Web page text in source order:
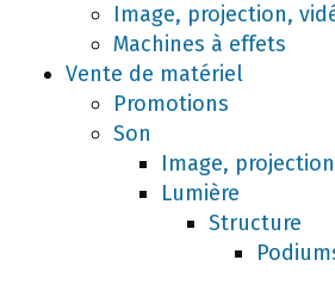
Image, projection,
Machines à effets
Vente de matériel
Promotions
Son
Image,
Lumière
Structure